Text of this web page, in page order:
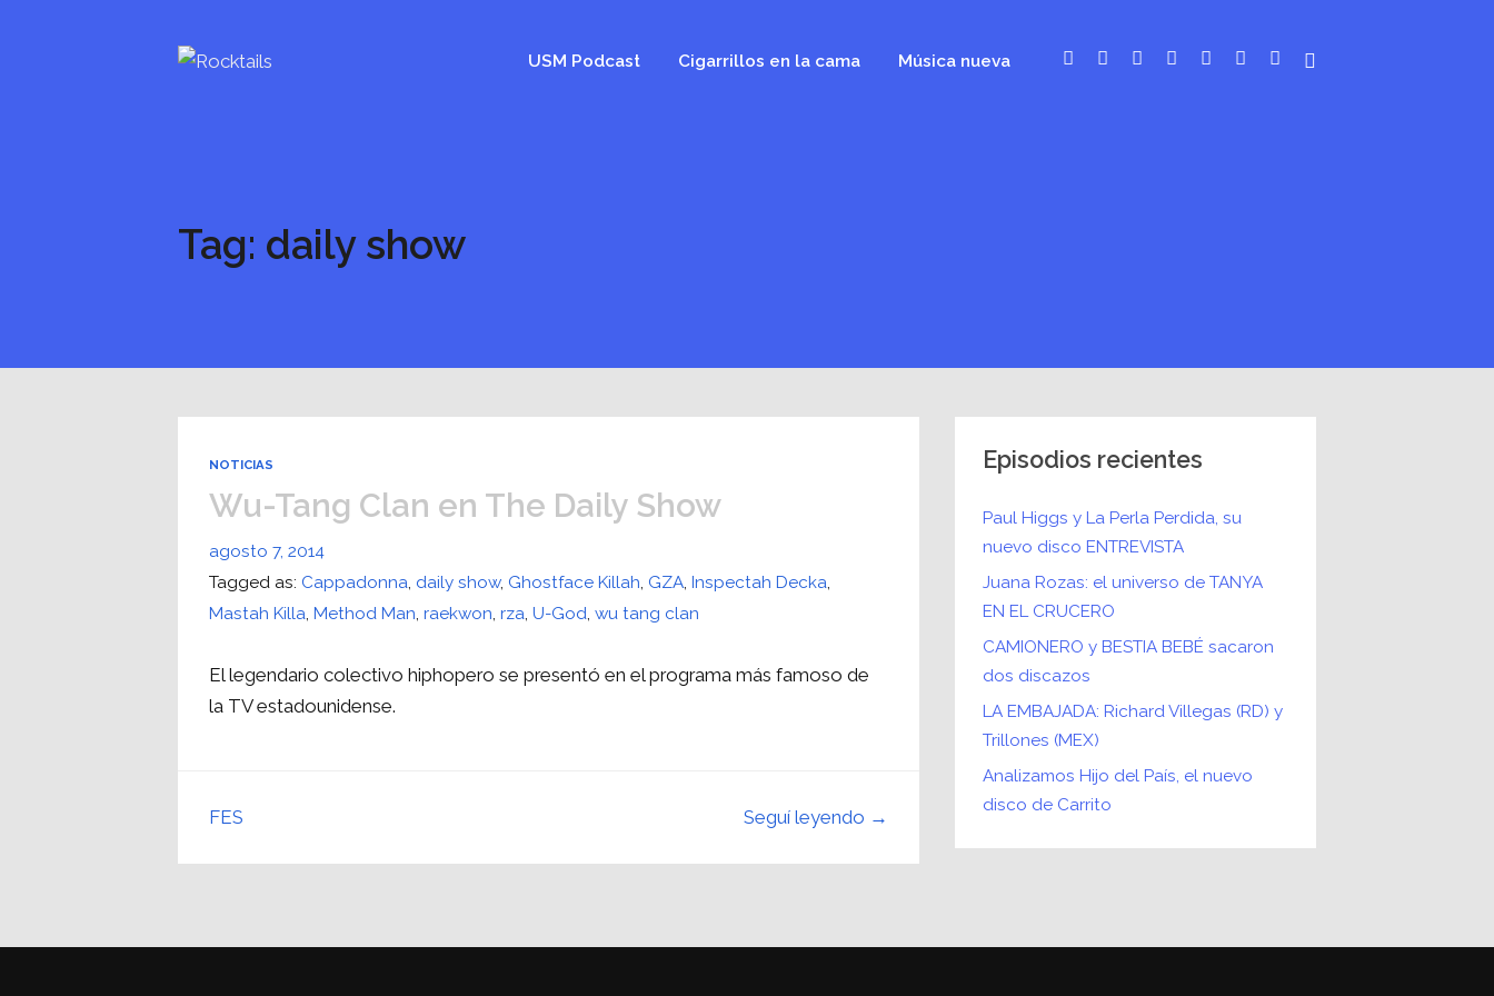
USM Podcast Cigarrillos en la cama Música nueva
Tag: daily show
NOTICIAS
Wu-Tang Clan en The Daily Show
agosto 7, 2014
Tagged as: Cappadonna, daily show, Ghostface Killah, GZA,Inspectah Decka,
Mastah Killa,Method Man,raekwon,rza,U-God,wu tang clan
El legendario colectivo hiphopero se presentó en el programa más famoso de
la TV estadounidense.
Seguí leyendo →
FES
Episodios recientes
Paul Higgs y La Perla Perdida, su
nuevo disco ENTREVISTA
Juana Rozas: el universo de TANYA
EN EL CRUCERO
CAMIONERO y BESTIA BEBÉ sacaron
dos discazos
LA EMBAJADA: Richard Villegas (RD) y
Trillones (MEX)
Analizamos Hijo del País, el nuevo
disco de Carrito